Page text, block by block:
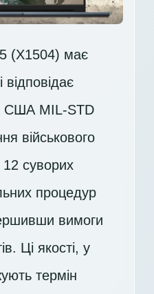
(X1504) має
відповідає
США MIL-STD
військового
суворих
процедур
вимоги
Ці якості, у
термін